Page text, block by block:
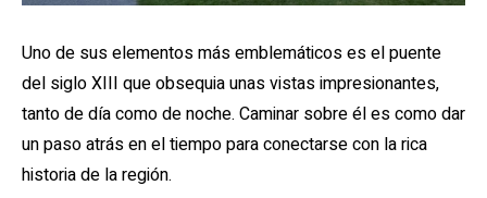
Uno de sus elementos más emblemáticos es el puente
del siglo XIII que obsequia unas vistas impresionantes,
tanto de día como de noche. Caminar sobre él es como dar
un paso atrás en el tiempo para conectarse con la rica
historia de la región.